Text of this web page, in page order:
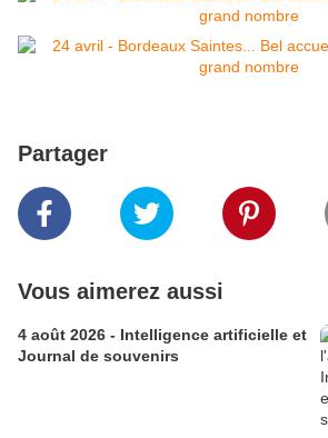
Partager
Vous aimerez aussi
4 août 2026 - Intelligence artificielle et
Journal de souvenirs